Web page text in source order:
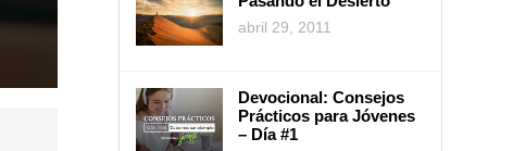
abril 29, 2011
Devocional: Consejos
Prácticos para Jóvenes
– Día #1